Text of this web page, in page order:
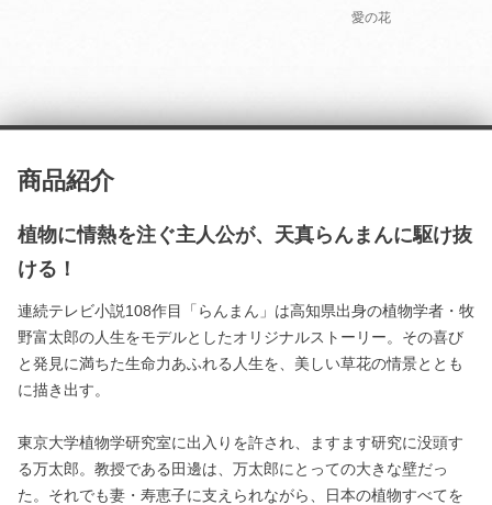
愛の花
商品紹介
植物に情熱を注ぐ主人公が、天真らんまんに駆け抜
ける！
連続テレビ小説108作目「らんまん」は高知県出身の植物学者・牧
野富太郎の人生をモデルとしたオリジナルストーリー。その喜び
と発見に満ちた生命力あふれる人生を、美しい草花の情景ととも
に描き出す。
東京大学植物学研究室に出入りを許され、ますます研究に没頭す
る万太郎。教授である田邊は、万太郎にとっての大きな壁だっ
た。それでも妻・寿恵子に支えられながら、日本の植物すべてを